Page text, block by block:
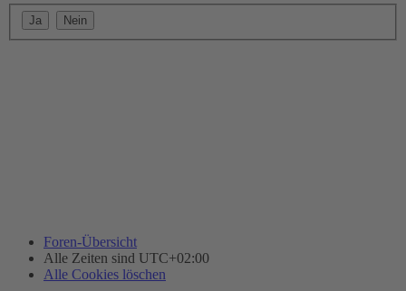
Foren-Übersicht
Alle Zeiten sind UTC+02:00
Alle Cookies löschen